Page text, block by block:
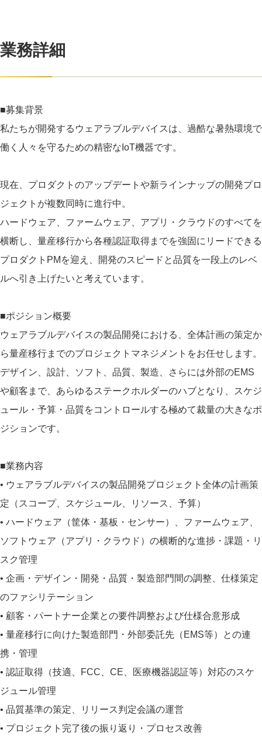
業務詳細
■募集背景
私たちが開発するウェアラブルデバイスは、過酷な暑熱環境で
働く人々を守るための精密なIoT機器です。
現在、プロダクトのアップデートや新ラインナップの開発プロ
ジェクトが複数同時に進行中。
ハードウェア、ファームウェア、アプリ・クラウドのすべてを
横断し、量産移行から各種認証取得までを強固にリードできる
プロダクトPMを迎え、開発のスピードと品質を一段上のレベ
ルへ引き上げたいと考えています。
■ポジション概要
ウェアラブルデバイスの製品開発における、全体計画の策定か
ら量産移行までのプロジェクトマネジメントをお任せします。
デザイン、設計、ソフト、品質、製造、さらには外部のEMS
や顧客まで、あらゆるステークホルダーのハブとなり、スケジ
ュール・予算・品質をコントロールする極めて裁量の大きなポ
ジションです。
■業務内容
• ウェアラブルデバイスの製品開発プロジェクト全体の計画策
定（スコープ、スケジュール、リソース、予算）
• ハードウェア（筐体・基板・センサー）、ファームウェア、
ソフトウェア（アプリ・クラウド）の横断的な進捗・課題・リ
スク管理
• 企画・デザイン・開発・品質・製造部門間の調整、仕様策定
のファシリテーション
• 顧客・パートナー企業との要件調整および仕様合意形成
• 量産移行に向けた製造部門・外部委託先（EMS等）との連
携・管理
• 認証取得（技適、FCC、CE、医療機器認証等）対応のスケ
ジュール管理
• 品質基準の策定、リリース判定会議の運営
• プロジェクト完了後の振り返り・プロセス改善